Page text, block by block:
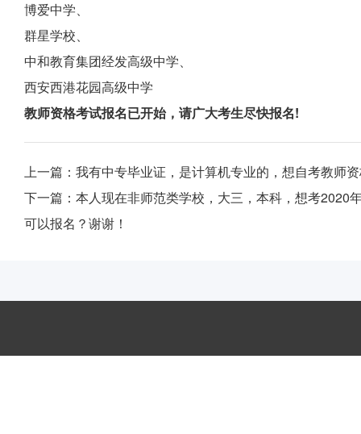
博爱中学、
群星学校、
中和教育集团经发高级中学、
西安西港花园高级中学
教师资格考试报名已开始，请广大考生尽快报名!
上一篇： 我有中专毕业证，是计算机专业的，想自考教师
下一篇： 本人现在非师范类学校，大三，本科，想考2020
可以报名？谢谢！